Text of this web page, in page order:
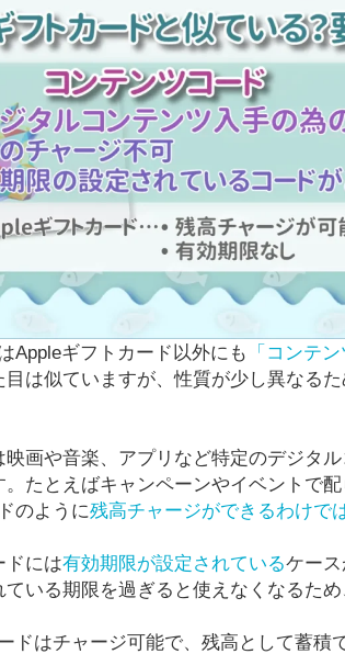
Appleギフトカード以外にも 「コンテ
目は似ていますが、性質が少し異なる
画や音楽、アプリなど特定のデジタ
たとえばキャンペーンやイベントで
のように残高チャージができるわけで
ドには有効期限が設定されているケー
ている期限を過ぎると使えなくなるた
ドはチャージ可能で、残高として蓄積で